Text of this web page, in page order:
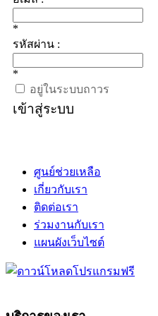
*
รหัสผ่าน :
*
อยู่ในระบบถาวร
เข้าสู่ระบบ
ศูนย์ช่วยเหลือ
เกี่ยวกับเรา
ติดต่อเรา
ร่วมงานกับเรา
แผนผังเว็บไซต์